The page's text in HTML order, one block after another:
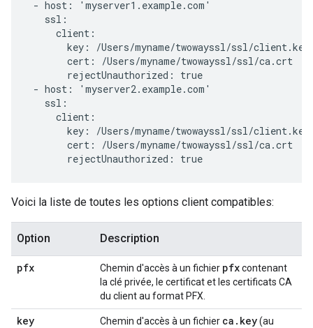
- host: 'myserver1.example.com'
   ssl:
     client:
       key: /Users/myname/twowayssl/ssl/client.key
       cert: /Users/myname/twowayssl/ssl/ca.crt
       rejectUnauthorized: true
- host: 'myserver2.example.com'
   ssl:
     client:
       key: /Users/myname/twowayssl/ssl/client.key
       cert: /Users/myname/twowayssl/ssl/ca.crt
       rejectUnauthorized: true
Voici la liste de toutes les options client compatibles:
Option Description
pfx Chemin d'accès à un fichier pfxcontenant
la clé privée, le certificat et les certificats CA
du client au format PFX.
key Chemin d'accès à un fichier ca . key(au